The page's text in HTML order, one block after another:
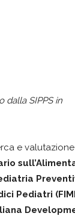
dalla SIPPS in
e
Pediatri